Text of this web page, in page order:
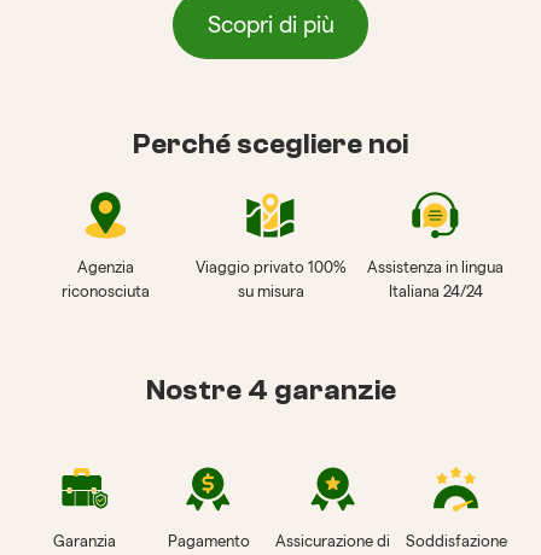
Scopri di più
Perché scegliere noi
Agenzia
riconosciuta
Viaggio privato 100%
su misura
Assistenza in lingua
Italiana 24/24
Nostre 4 garanzie
Garanzia
Pagamento
Assicurazione di
Soddisfazione